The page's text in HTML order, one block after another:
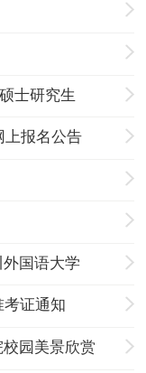
士研究生
上报名公告
国语大学
考证通知
园美景欣赏